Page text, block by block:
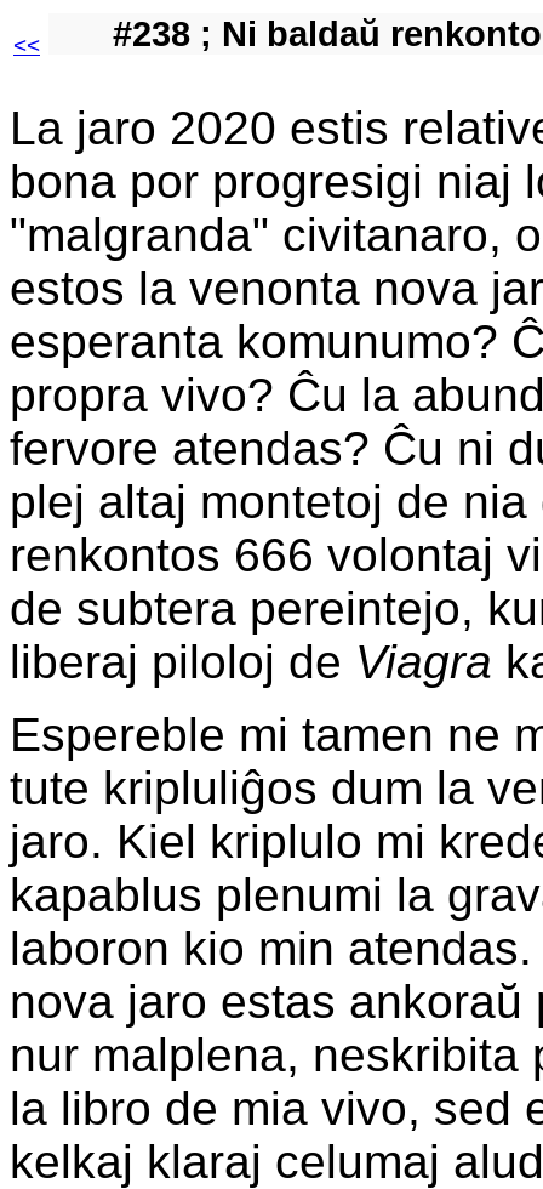
<< #238 ; Ni baldaŭ
La jaro 2020 estis
bona por progresigi niaj
"malgranda" civitanaro,
estos la venonta nova
esperanta komunumo?
propra vivo? Ĉu la
fervore atendas? Ĉu ni
plej altaj montetoj de
renkontos 666 volontaj
de subtera pereintejo,
liberaj piloloj de Viagra
Espereble mi tamen ne
tute kripluliĝos dum la
jaro. Kiel kriplulo mi
kapablus plenumi la
laboron kio min
nova jaro estas ankoraŭ
nur malplena, neskribita
la libro de mia vivo, sed
kelkaj klaraj celumaj